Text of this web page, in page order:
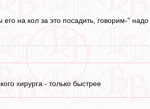
на кол за это посадить, говорим-"
хирурга - только быстрее